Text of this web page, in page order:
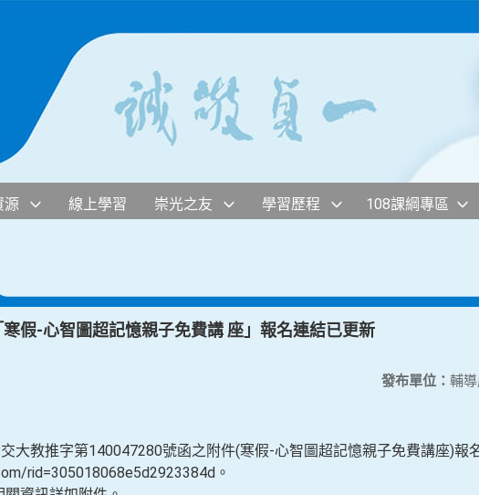
源 線上學習 崇光之友 學習歷程 108課綱專區
假-心智圖超記憶親子免費講 座」報名連結已更新
發布單位： 輔
大教推字第140047280號函之附件(寒假-心智圖超記憶親子免費講座)報
rid=305018068e5d2923384d。